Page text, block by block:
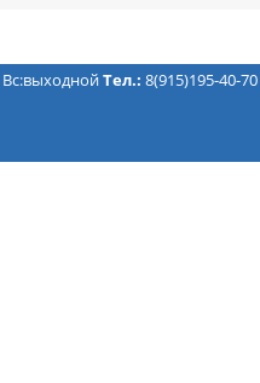
Вс:выходнойТел.: 8(915)195-40-70